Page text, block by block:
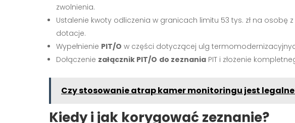
zwolnienia.
Ustalenie kwoty odliczenia w granicach limitu 53 tys. zł na osobę
dotacje.
Wypełnienie PIT/O w części dotyczącej ulg
Dołączenie załącznik PIT/O do zeznania PIT i złożenie
Czy stosowanie atrap kamer monitoringu jest
Kiedy i jak korygować zeznanie?